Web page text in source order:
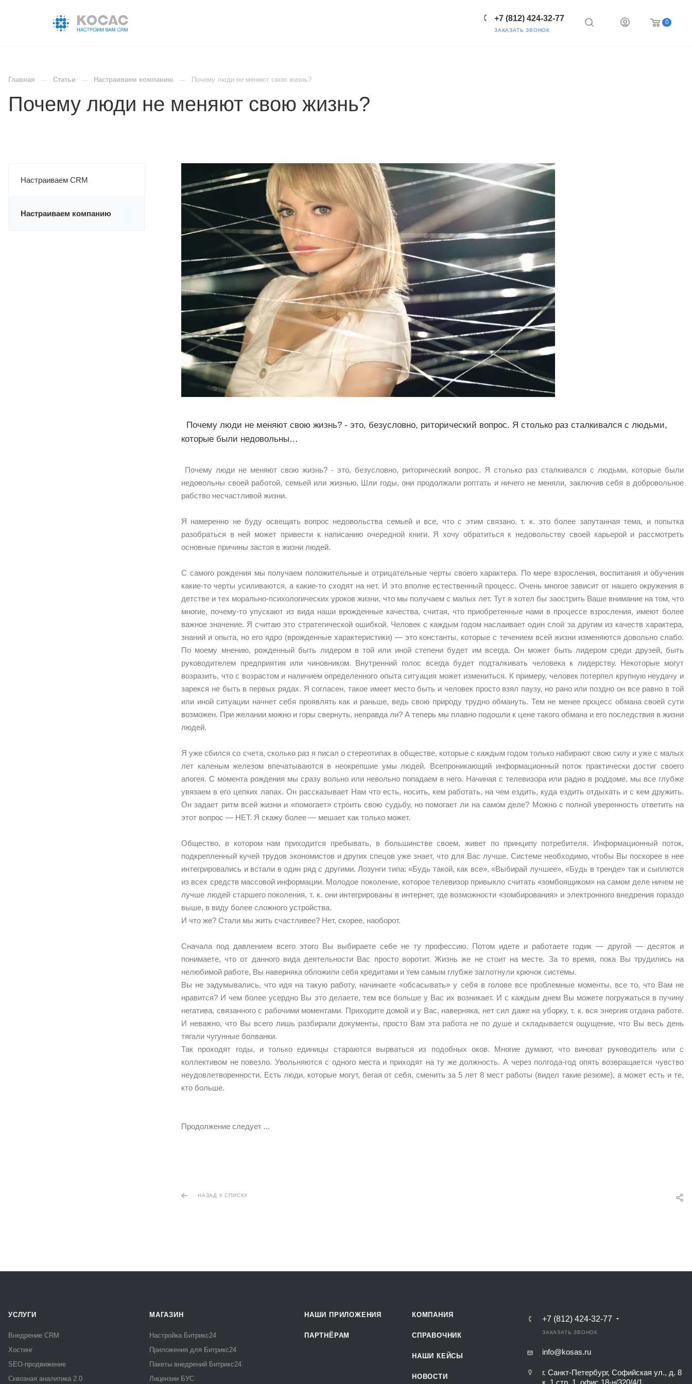
0
+7 (812) 424-32-77
ЗАКАЗАТЬ ЗВОНОК
Главная Статьи Настраиваем компанию Почему люди не меняют свою жизнь?
Почему люди не меняют свою жизнь?
Настраиваем CRM
Настраиваем компанию
Почему люди не меняют свою жизнь? - это, безусловно, риторический вопрос. Я столько раз сталкивался с людьми,
которые были недовольны…
Почему люди не меняют свою жизнь? - это, безусловно, риторический вопрос. Я столько раз сталкивался с людьми, которые были
недовольны своей работой, семьей или жизнью. Шли годы, они продолжали роптать и ничего не меняли, заключив себя в добровольное
рабство несчастливой жизни.
Я намеренно не буду освещать вопрос недовольства семьей и все, что с этим связано, т. к. это более запутанная тема, и попытка
разобраться в ней может привести к написанию очередной книги. Я хочу обратиться к недовольству своей карьерой и рассмотреть
основные причины застоя в жизни людей.
С самого рождения мы получаем положительные и отрицательные черты своего характера. По мере взросления, воспитания и обучения
какие-то черты усиливаются, а какие-то сходят на нет. И это вполне естественный процесс. Очень многое зависит от нашего окружения в
детстве и тех морально-психологических уроков жизни, что мы получаем с малых лет. Тут я хотел бы заострить Ваше внимание на том, что
многие, почему-то упускают из вида наши врожденные качества, считая, что приобретенные нами в процессе взросления, имеют более
важное значение. Я считаю это стратегической ошибкой. Человек с каждым годом наслаивает один слой за другим из качеств характера,
знаний и опыта, но его ядро (врожденные характеристики) — это константы, которые с течением всей жизни изменяются довольно слабо.
По моему мнению, рожденный быть лидером в той или иной степени будет им всегда. Он может быть лидером среди друзей, быть
руководителем предприятия или чиновником. Внутренний голос всегда будет подталкивать человека к лидерству. Некоторые могут
возразить, что с возрастом и наличием определенного опыта ситуация может измениться. К примеру, человек потерпел крупную неудачу и
зарекся не быть в первых рядах. Я согласен, такое имеет место быть и человек просто взял паузу, но рано или поздно он все равно в той
или иной ситуации начнет себя проявлять как и раньше, ведь свою природу трудно обмануть. Тем не менее процесс обмана своей сути
возможен. При желании можно и горы свернуть, неправда ли? А теперь мы плавно подошли к цене такого обмана и его последствия в жизни
людей.
Я уже сбился со счета, сколько раз я писал о стереотипах в обществе, которые с каждым годом только набирают свою силу и уже с малых
лет каленым железом впечатываются в неокрепшие умы людей. Всепроникающий информационный поток практически достиг своего
апогея. С момента рождения мы сразу вольно или невольно попадаем в него. Начиная с телевизора или радио в роддоме, мы все глубже
увязаем в его цепких лапах. Он рассказывает Нам что есть, носить, кем работать, на чем ездить, куда ездить отдыхать и с кем дружить.
Он задает ритм всей жизни и «помогает» строить свою судьбу, но помогает ли на самом деле? Можно с полной уверенность ответить на
этот вопрос — НЕТ. Я скажу более — мешает как только может.
Общество, в котором нам приходится пребывать, в большинстве своем, живет по принципу потребителя. Информационный поток,
подкрепленный кучей трудов экономистов и других спецов уже знает, что для Вас лучше. Системе необходимо, чтобы Вы поскорее в нее
интегрировались и встали в один ряд с другими. Лозунги типа: «Будь такой, как все», «Выбирай лучшее», «Будь в тренде» так и сыплются
из всех средств массовой информации. Молодое поколение, которое телевизор привыкло считать «зомбоящиком» на самом деле ничем не
лучше людей старшего поколения, т. к. они интегрированы в интернет, где возможности «зомбирования» и электронного внедрения гораздо
выше, в виду более сложного устройства.
И что же? Стали мы жить счастливее? Нет, скорее, наоборот.
Сначала под давлением всего этого Вы выбираете себе не ту профессию. Потом идете и работаете годик — другой — десяток и
понимаете, что от данного вида деятельности Вас просто воротит. Жизнь же не стоит на месте. За то время, пока Вы трудились на
нелюбимой работе, Вы наверняка обложили себя кредитами и тем самым глубже заглотнули крючок системы.
Вы не задумывались, что идя на такую работу, начинаете «обсасывать» у себя в голове все проблемные моменты, все то, что Вам не
нравится? И чем более усердно Вы это делаете, тем все больше у Вас их возникает. И с каждым днем Вы можете погружаться в пучину
негатива, связанного с рабочими моментами. Приходите домой и у Вас, наверняка, нет сил даже на уборку, т. к. вся энергия отдана работе.
И неважно, что Вы всего лишь разбирали документы, просто Вам эта работа не по душе и складывается ощущение, что Вы весь день
тягали чугунные болванки.
Так проходят годы, и только единицы стараются вырваться из подобных оков. Многие думают, что виноват руководитель или с
коллективом не повезло. Увольняются с одного места и приходят на ту же должность. А через полгода-год опять возвращается чувство
неудовлетворенности. Есть люди, которые могут, бегая от себя, сменить за 5 лет 8 мест работы (видел такие резюме), а может есть и те,
кто больше.
Продолжение следует ...
НАЗАД К СПИСКУ
УСЛУГИ
Внедрение CRM
Хостинг
SEO-продвижение
Сквозная аналитика 2.0
МАГАЗИН
Настройка Битрикс24
Приложения для Битрикс24
Пакеты внедрений Битрикс24
Лицензии БУС
НАШИ ПРИЛОЖЕНИЯ
ПАРТНЁРАМ
КОМПАНИЯ
СПРАВОЧНИК
НАШИ КЕЙСЫ
НОВОСТИ
+7 (812) 424-32-77
ЗАКАЗАТЬ ЗВОНОК
info@kosas.ru
г. Санкт-Петербург, Софийская ул., д. 8
к. 1 стр. 1, офис 18-н/320/4/1